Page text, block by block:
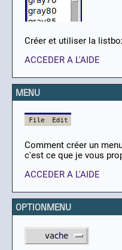
Créer et utiliser la
ACCEDER A L'AIDE
MENU
Comment créer un
c'est ce que je vous
ACCEDER A L'AIDE
OPTIONMENU